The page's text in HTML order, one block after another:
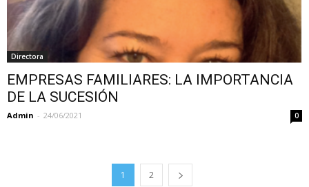
Directora
EMPRESAS FAMILIARES: LA IMPORTANCIA
DE LA SUCESIÓN
Admin - 24/06/2021 0
1 2